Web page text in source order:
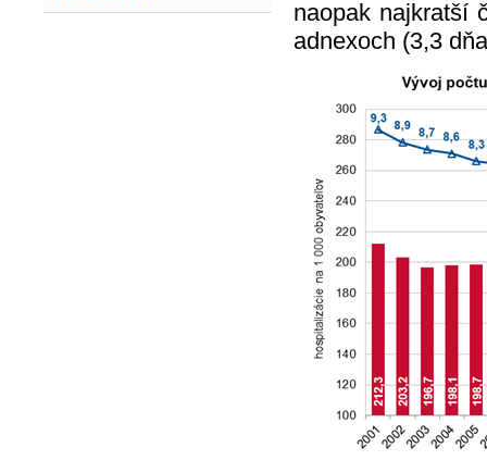
naopak najkratší
adnexoch (3,3